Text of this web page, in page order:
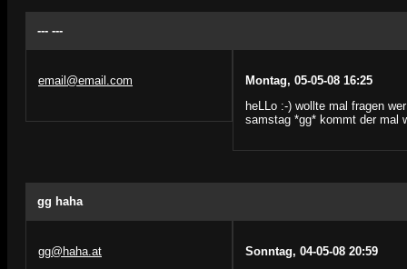
--- ---
email@email.com
Montag, 05-05-08 16:25
heLLo :-) wollte mal fragen
samstag *gg* kommt der mal
gg haha
gg@haha.at
Sonntag, 04-05-08 20:59